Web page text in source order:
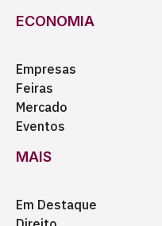
ECONOMIA
Empresas
Feiras
Mercado
Eventos
MAIS
Em Destaque